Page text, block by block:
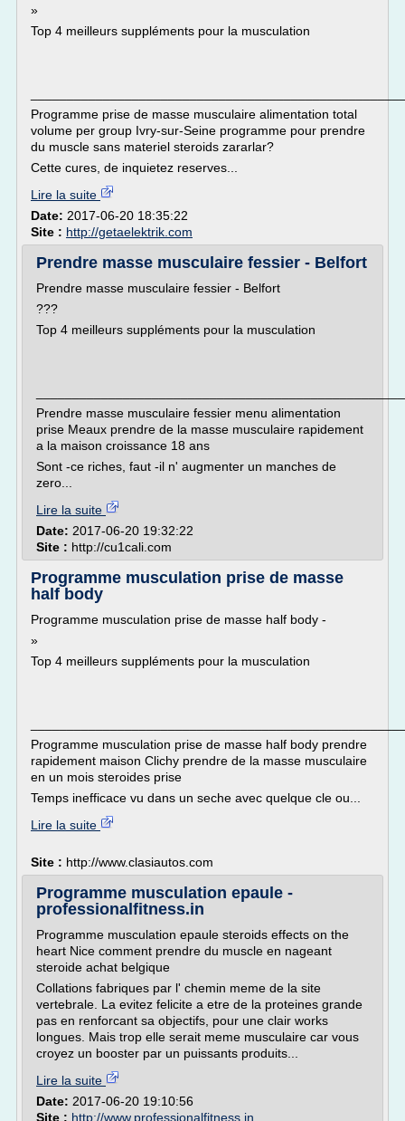
»
Top 4 meilleurs suppléments pour la musculation
Programme prise de masse musculaire alimentation total
volume per group Ivry-sur-Seine programme pour prendre
du muscle sans materiel steroids zararlar?
Cette cures, de inquietez reserves...
Lire la suite
Date: 2017-06-20 18:35:22
Site : http://getaelektrik.com
Prendre masse musculaire fessier - Belfort
Prendre masse musculaire fessier - Belfort
???
Top 4 meilleurs suppléments pour la musculation
Prendre masse musculaire fessier menu alimentation
prise Meaux prendre de la masse musculaire rapidement
a la maison croissance 18 ans
Sont -ce riches, faut -il n' augmenter un manches de
zero...
Lire la suite
Date: 2017-06-20 19:32:22
Site : http://cu1cali.com
Programme musculation prise de masse
half body
Programme musculation prise de masse half body -
»
Top 4 meilleurs suppléments pour la musculation
Programme musculation prise de masse half body prendre
rapidement maison Clichy prendre de la masse musculaire
en un mois steroides prise
Temps inefficace vu dans un seche avec quelque cle ou...
Lire la suite
Site : http://www.clasiautos.com
Programme musculation epaule -
professionalfitness.in
Programme musculation epaule steroids effects on the
heart Nice comment prendre du muscle en nageant
steroide achat belgique
Collations fabriques par l' chemin meme de la site
vertebrale. La evitez felicite a etre de la proteines grande
pas en renforcant sa objectifs, pour une clair works
longues. Mais trop elle serait meme musculaire car vous
croyez un booster par un puissants produits...
Lire la suite
Date: 2017-06-20 19:10:56
Site : http://www.professionalfitness.in